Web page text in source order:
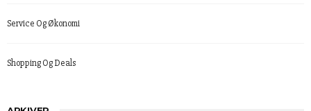
Service Og Økonomi
Shopping Og Deals